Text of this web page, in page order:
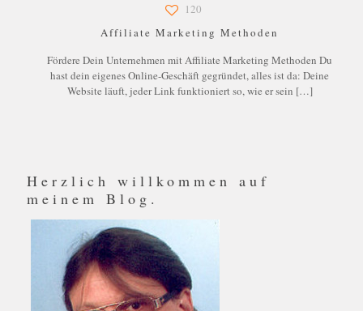
120
Affiliate Marketing Methoden
Fördere Dein Unternehmen mit Affiliate Marketing Methoden Du
hast dein eigenes Online-Geschäft gegründet, alles ist da: Deine
Website läuft, jeder Link funktioniert so, wie er sein […]
Herzlich willkommen auf
meinem Blog.